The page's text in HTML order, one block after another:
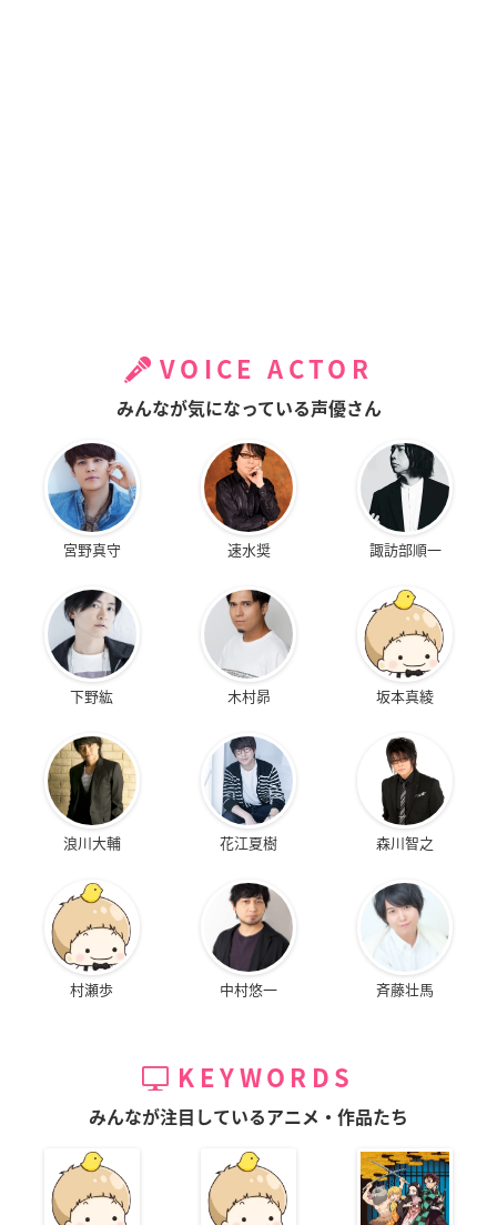
VOICE ACTOR
みんなが気になっている声優さん
宮野真守 速水奨 諏訪部順一
下野紘 木村昴 坂本真綾
浪川大輔 花江夏樹 森川智之
村瀬歩 中村悠一 斉藤壮馬
KEYWORDS
みんなが注目しているアニメ・作品たち